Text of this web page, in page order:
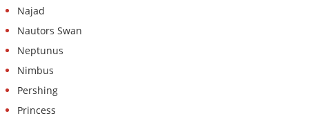
Najad
Nautors Swan
Neptunus
Nimbus
Pershing
Princess